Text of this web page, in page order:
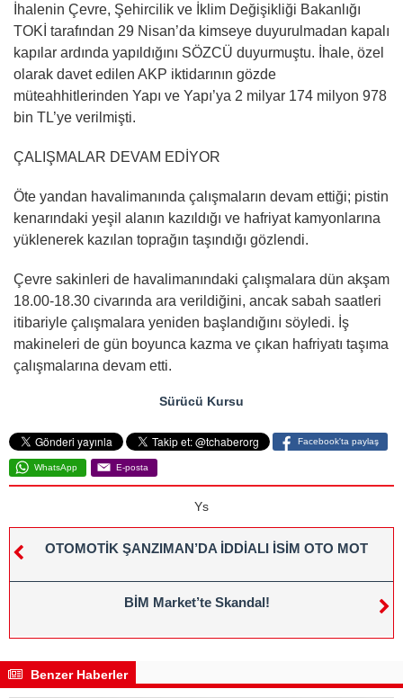
İhalenin Çevre, Şehircilik ve İklim Değişikliği Bakanlığı
TOKİ tarafından 29 Nisan’da kimseye duyurulmadan kapalı
kapılar ardında yapıldığını SÖZCÜ duyurmuştu. İhale, özel
olarak davet edilen AKP iktidarının gözde
müteahhitlerinden Yapı ve Yapı’ya 2 milyar 174 milyon 978
bin TL’ye verilmişti.
ÇALIŞMALAR DEVAM EDİYOR
Öte yandan havalimanında çalışmaların devam ettiği; pistin
kenarındaki yeşil alanın kazıldığı ve hafriyat kamyonlarına
yüklenerek kazılan toprağın taşındığı gözlendi.
Çevre sakinleri de havalimanındaki çalışmalara dün akşam
18.00-18.30 civarında ara verildiğini, ancak sabah saatleri
itibariyle çalışmalara yeniden başlandığını söyledi. İş
makineleri de gün boyunca kazma ve çıkan hafriyatı taşıma
çalışmalarına devam etti.
Sürücü Kursu
Facebook'ta paylaş
WhatsApp E-posta
Ys
OTOMOTİK ŞANZIMAN’DA İDDİALI İSİM OTO MOT
BİM Market’te Skandal!
Benzer Haberler